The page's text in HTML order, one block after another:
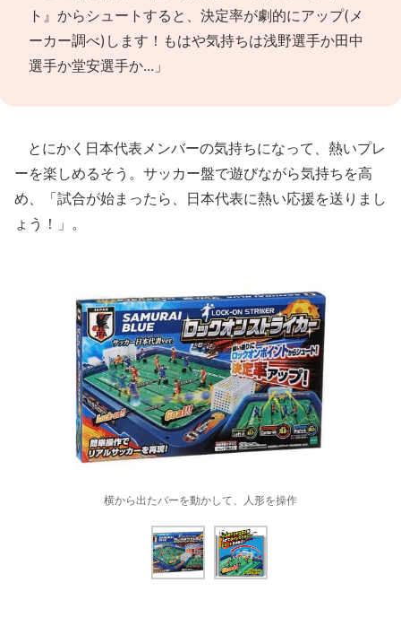
ト』からシュートすると、決定率が劇的にアップ(メ
ーカー調べ)します！もはや気持ちは浅野選手か田中
選手か堂安選手か...」
とにかく日本代表メンバーの気持ちになって、熱いプレ
ーを楽しめるそう。サッカー盤で遊びながら気持ちを高
め、「試合が始まったら、日本代表に熱い応援を送りまし
ょう！」。
横から出たバーを動かして、人形を操作